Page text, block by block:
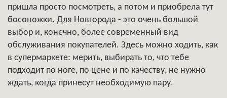
пришла просто посмотреть, а потом и приобрела тут
босоножки. Для Новгорода - это очень большой
выбор и, конечно, более современный вид
обслуживания покупателей. Здесь можно ходить, как
в супермаркете: мерить, выбирать то, что тебе
подходит по ноге, по цене и по качеству, не нужно
ждать, когда принесут необходимую пару.